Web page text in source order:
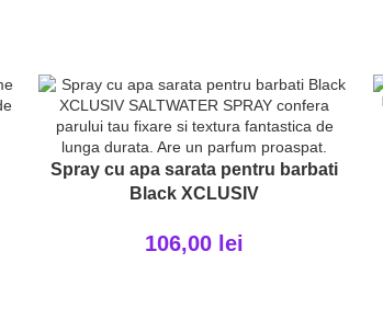
Spray cu apa sarata pentru barbati
Black XCLUSIV
106,00 lei